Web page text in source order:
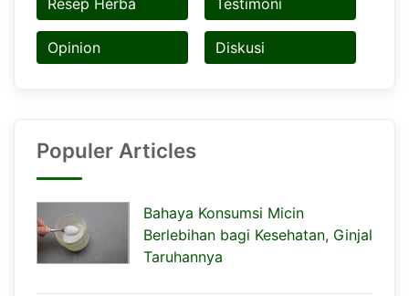
Resep Herba Testimoni
Opinion Diskusi
Populer Articles
Bahaya Konsumsi Micin
Berlebihan bagi Kesehatan, Ginjal
Taruhannya